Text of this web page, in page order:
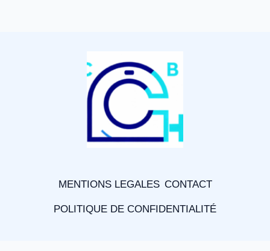
MENTIONS LEGALES CONTACT
POLITIQUE DE CONFIDENTIALITÉ